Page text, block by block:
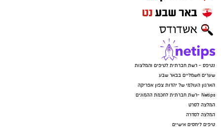
נטיפס - רשת חברתית לטיפים והמלצות
שערים חשמליים בבאר שבע
הארגון העולמי של יהדות צפון אפריקה
Netips -רשת חברתית לחכמת ההמונים
המלצה לסרט
המלצה לסדרה
טיפים ליחסים אישיים